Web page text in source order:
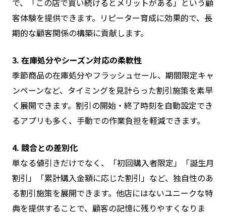
客体験を提供できます。リピーター育成に効果的で、長
期的な顧客関係の構築に貢献します。
3. 在庫処分やシーズン対応の柔軟性
季節商品の在庫処分やフラッシュセール、期間限定キャ
ンペーンなど、タイミングを見計らった割引施策を素早
く展開できます。割引の開始・終了時刻を自動設定でき
るアプリも多く、手動での作業負担を軽減できます。
4. 競合との差別化
単なる値引きだけでなく、「初回購入者限定」「誕生月
割引」「累計購入金額に応じた割引」など、独自性のあ
る割引施策を展開できます。他店にはないユニークな特
典を提供することで、顧客の記憶に残りやすくなりま